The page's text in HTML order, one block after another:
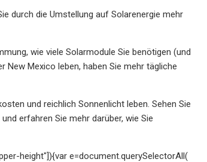
durch die Umstellung auf Solarenergie mehr
wie viele Solarmodule Sie benötigen (und
New Mexico leben, haben Sie mehr tägliche
und reichlich Sonnenlicht leben. Sehen Sie
erfahren Sie mehr darüber, wie Sie
height"]){var e=document.querySelectorAll(